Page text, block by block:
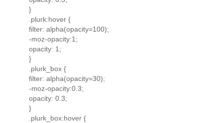
}
.plurk:hover {
filter: alpha(opacity=100);
-moz-opacity:1;
opacity: 1;
}
.plurk_box {
filter: alpha(opacity=30);
-moz-opacity:0.3;
opacity: 0.3;
}
.plurk_box:hover {